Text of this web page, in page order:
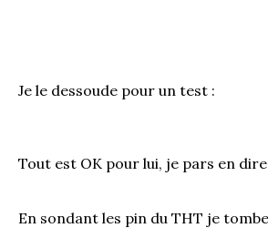
Je le dessoude pour un test :
Tout est OK pour lui, je pars en
En sondant les pin du THT je